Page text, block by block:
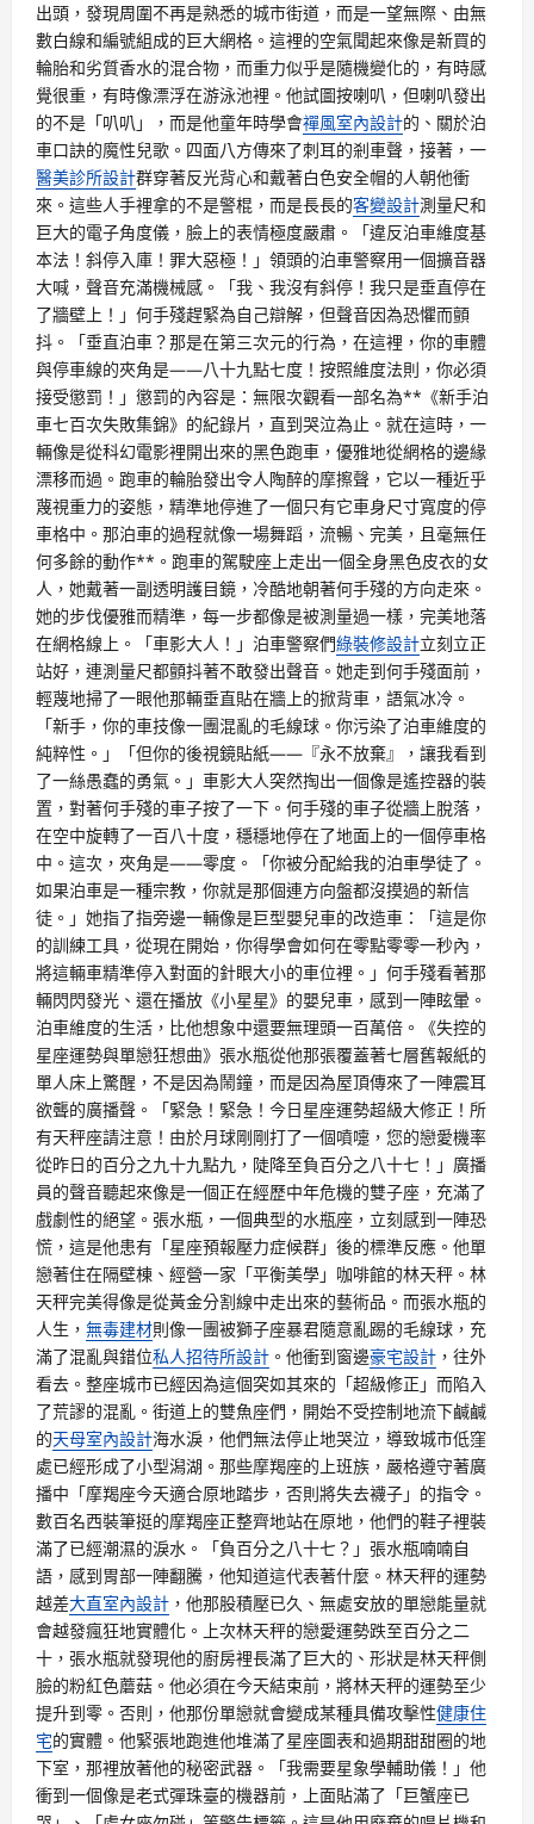
出頭，發現周圍不再是熟悉的城市街道，而是一望無際、由無
數白線和編號組成的巨大網格。這裡的空氣聞起來像是新買的
輪胎和劣質香水的混合物，而重力似乎是隨機變化的，有時感
覺很重，有時像漂浮在游泳池裡。他試圖按喇叭，但喇叭發出
的不是「叭叭」，而是他童年時學會禪風室內設計的、關於泊
車口訣的魔性兒歌。四面八方傳來了刺耳的剎車聲，接著，一
醫美診所設計群穿著反光背心和戴著白色安全帽的人朝他衝
來。這些人手裡拿的不是警棍，而是長長的客變設計測量尺和
巨大的電子角度儀，臉上的表情極度嚴肅。「違反泊車維度基
本法！斜停入庫！罪大惡極！」領頭的泊車警察用一個擴音器
大喊，聲音充滿機械感。「我、我沒有斜停！我只是垂直停在
了牆壁上！」何手殘趕緊為自己辯解，但聲音因為恐懼而顫
抖。「垂直泊車？那是在第三次元的行為，在這裡，你的車體
與停車線的夾角是——八十九點七度！按照維度法則，你必須
接受懲罰！」懲罰的內容是：無限次觀看一部名為**《新手泊
車七百次失敗集錦》的紀錄片，直到哭泣為止。就在這時，一
輛像是從科幻電影裡開出來的黑色跑車，優雅地從網格的邊緣
漂移而過。跑車的輪胎發出令人陶醉的摩擦聲，它以一種近乎
蔑視重力的姿態，精準地停進了一個只有它車身尺寸寬度的停
車格中。那泊車的過程就像一場舞蹈，流暢、完美，且毫無任
何多餘的動作**。跑車的駕駛座上走出一個全身黑色皮衣的女
人，她戴著一副透明護目鏡，冷酷地朝著何手殘的方向走來。
她的步伐優雅而精準，每一步都像是被測量過一樣，完美地落
在網格線上。「車影大人！」泊車警察們綠裝修設計立刻立正
站好，連測量尺都顫抖著不敢發出聲音。她走到何手殘面前，
輕蔑地掃了一眼他那輛垂直貼在牆上的掀背車，語氣冰冷。
「新手，你的車技像一團混亂的毛線球。你污染了泊車維度的
純粹性。」「但你的後視鏡貼紙——『永不放棄』，讓我看到
了一絲愚蠢的勇氣。」車影大人突然掏出一個像是遙控器的裝
置，對著何手殘的車子按了一下。何手殘的車子從牆上脫落，
在空中旋轉了一百八十度，穩穩地停在了地面上的一個停車格
中。這次，夾角是——零度。「你被分配給我的泊車學徒了。
如果泊車是一種宗教，你就是那個連方向盤都沒摸過的新信
徒。」她指了指旁邊一輛像是巨型嬰兒車的改造車：「這是你
的訓練工具，從現在開始，你得學會如何在零點零零一秒內，
將這輛車精準停入對面的針眼大小的車位裡。」何手殘看著那
輛閃閃發光、還在播放《小星星》的嬰兒車，感到一陣眩暈。
泊車維度的生活，比他想象中還要無理頭一百萬倍。《失控的
星座運勢與單戀狂想曲》張水瓶從他那張覆蓋著七層舊報紙的
單人床上驚醒，不是因為鬧鐘，而是因為屋頂傳來了一陣震耳
欲聾的廣播聲。「緊急！緊急！今日星座運勢超級大修正！所
有天秤座請注意！由於月球剛剛打了一個噴嚏，您的戀愛機率
從昨日的百分之九十九點九，陡降至負百分之八十七！」廣播
員的聲音聽起來像是一個正在經歷中年危機的雙子座，充滿了
戲劇性的絕望。張水瓶，一個典型的水瓶座，立刻感到一陣恐
慌，這是他患有「星座預報壓力症候群」後的標準反應。他單
戀著住在隔壁棟、經營一家「平衡美學」咖啡館的林天秤。林
天秤完美得像是從黃金分割線中走出來的藝術品。而張水瓶的
人生， 無毒建材則像一團被獅子座暴君隨意亂踢的毛線球，充
滿了混亂與錯位私人招待所設計 。他衝到窗邊豪宅設計 ，往外
看去。整座城市已經因為這個突如其來的「超級修正」而陷入
了荒謬的混亂。街道上的雙魚座們，開始不受控制地流下鹹鹹
的天母室內設計海水淚，他們無法停止地哭泣，導致城市低窪
處已經形成了小型潟湖。那些摩羯座的上班族，嚴格遵守著廣
播中「摩羯座今天適合原地踏步，否則將失去襪子」的指令。
數百名西裝筆挺的摩羯座正整齊地站在原地，他們的鞋子裡裝
滿了已經潮濕的淚水。「負百分之八十七？」張水瓶喃喃自
語，感到胃部一陣翻騰，他知道這代表著什麼。林天秤的運勢
越差大直室內設計 ，他那股積壓已久、無處安放的單戀能量就
會越發瘋狂地實體化。上次林天秤的戀愛運勢跌至百分之二
十，張水瓶就發現他的廚房裡長滿了巨大的、形狀是林天秤側
臉的粉紅色蘑菇。他必須在今天結束前，將林天秤的運勢至少
提升到零。否則，他那份單戀就會變成某種具備攻擊性健康住
宅的實體。他緊張地跑進他堆滿了星座圖表和過期甜甜圈的地
下室，那裡放著他的秘密武器。「我需要星象學輔助儀！」他
衝到一個像是老式彈珠臺的機器前，上面貼滿了「巨蟹座已